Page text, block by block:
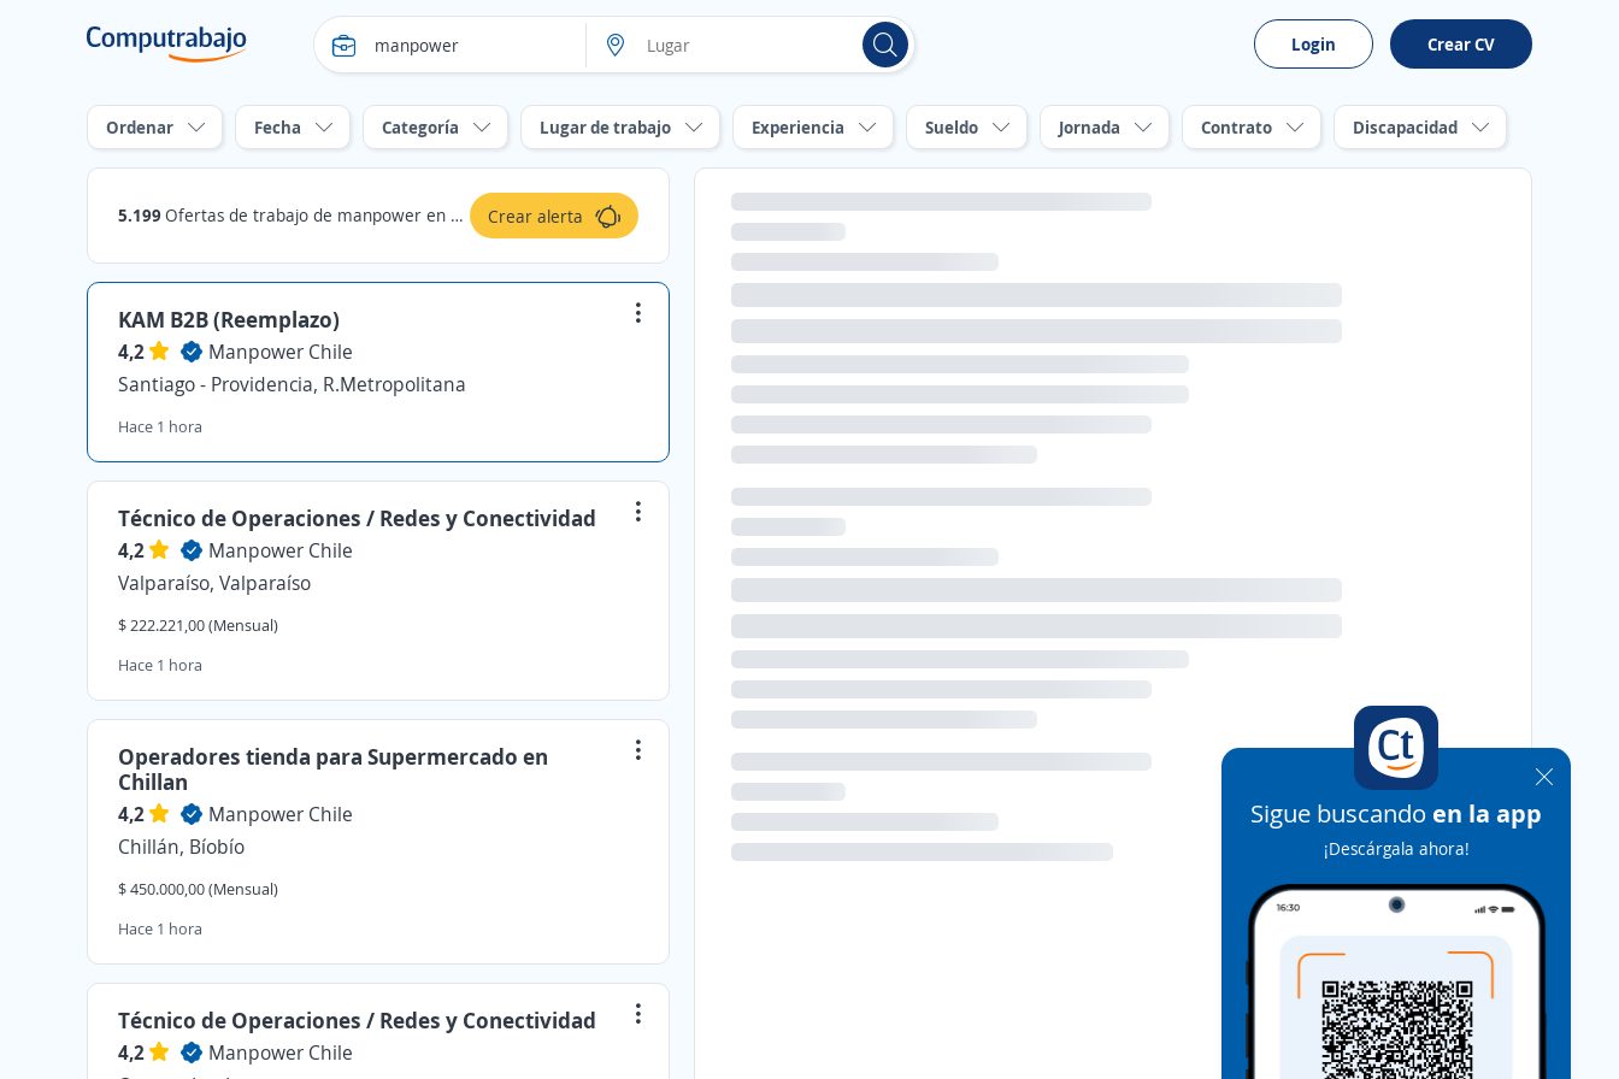
Login Crear CV
Ordenar Fecha Categoría Lugar de trabajo Experiencia Sueldo Jornada Contrato Discapacidad
5.199 Ofertas de trabajo de manpower en Chile Crear alerta
KAM B2B (Reemplazo)
4,2
Manpower Chile
Santiago - Providencia, R.Metropolitana
Hace 1 hora
Técnico de Operaciones / Redes y Conectividad
4,2
Manpower Chile
Valparaíso, Valparaíso
$ 222.221,00 (Mensual)
Hace 1 hora
Operadores tienda para Supermercado en
Chillan
4,2
Manpower Chile
Chillán, Bíobío
$ 450.000,00 (Mensual)
Hace 1 hora
Técnico de Operaciones / Redes y Conectividad
4,2
Manpower Chile
Sigue buscando en la app
¡Descárgala ahora!